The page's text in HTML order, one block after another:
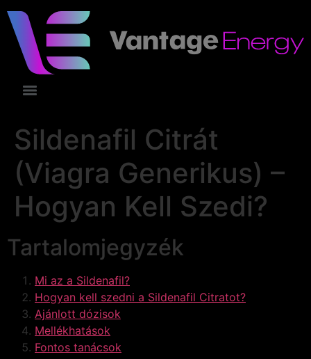
Sildenafil Citrát
(Viagra Generikus) –
Hogyan Kell Szedi?
Tartalomjegyzék
Mi az a Sildenafil?
Hogyan kell szedni a Sildenafil Citratot?
Ajánlott dózisok
Mellékhatások
Fontos tanácsok